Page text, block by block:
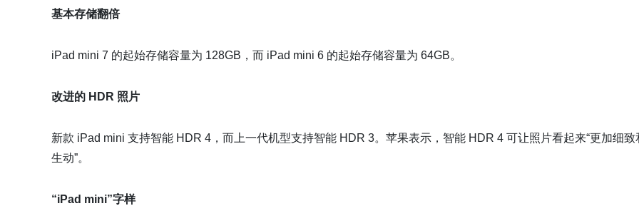
基本存储翻倍
iPad mini 7 的起始存储容量为 128GB，而 iPad mini 6 的起始存储容量为 64GB。
改进的 HDR 照片
新款 iPad mini 支持智能 HDR 4，而上一代机型支持智能 HDR 3。苹果表示，智能 HDR 4 可让照片看起来“更加细致
生动”。
“iPad mini”字样